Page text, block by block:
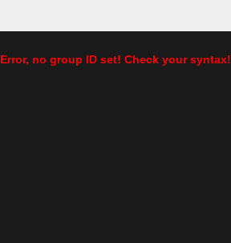
Error, no group ID set! Check your syntax!